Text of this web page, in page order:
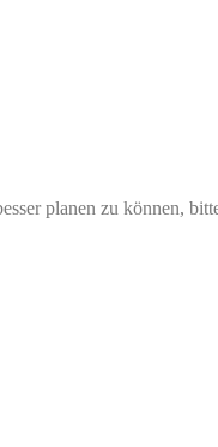
planen zu können,